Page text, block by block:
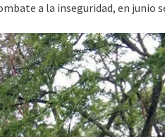
a la inseguridad, en junio